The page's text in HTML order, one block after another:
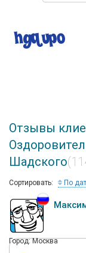
Отзывы
Шадского
Сортировать: По
Город: Москва